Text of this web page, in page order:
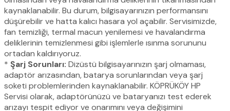
kaynaklanabilir. Bu durum, bilgisayarınızın performansını
düşürebilir ve hatta kalıcı hasara yol açabilir. Servisimizde,
fan temizliği, termal macun yenilemesi ve havalandırma
deliklerinin temizlenmesi gibi işlemlerle ısınma sorununu
ortadan kaldırıyoruz.
* Şarj Sorunları: Dizüstü bilgisayarınızın şarj olmaması,
adaptör arızasından, batarya sorunlarından veya şarj
soketi problemlerinden kaynaklanabilir. KÖPRÜKÖY HP
Servisi olarak, adaptörünüzü ve bataryanızı test ederek
arızayı tespit ediyor ve onarımını veya değişimini